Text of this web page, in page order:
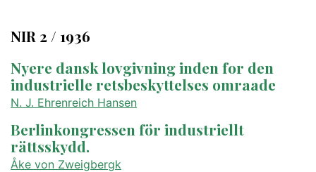
NIR 2 / 1936
Nyere dansk lovgivning inden for den
industrielle retsbeskyttelses omraade
N. J. Ehrenreich Hansen
Berlinkongressen för industriellt
rättsskydd.
Åke von Zweigbergk